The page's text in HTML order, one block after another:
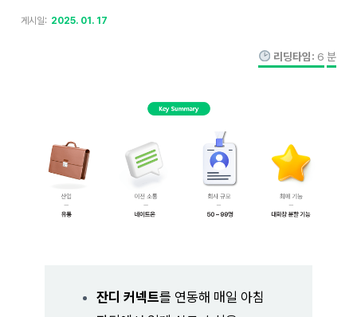
게시일: 2025. 01. 17
리딩타임: 6 분
잔디 커넥트를 연동해 매일 아침